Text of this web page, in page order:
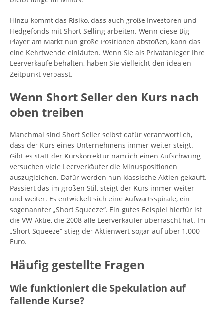
Hinzu kommt das Risiko, dass auch große Investoren und
Hedgefonds mit Short Selling arbeiten. Wenn diese Big
Player am Markt nun große Positionen abstoßen, kann das
eine Kehrtwende einläuten. Wenn Sie als Privatanleger Ihre
Leerverkäufe behalten, haben Sie vielleicht den idealen
Zeitpunkt verpasst.
Wenn Short Seller den Kurs nach
oben treiben
Manchmal sind Short Seller selbst dafür verantwortlich,
dass der Kurs eines Unternehmens immer weiter steigt.
Gibt es statt der Kurskorrektur nämlich einen Aufschwung,
versuchen viele Leerverkäufer die Minuspositionen
auszugleichen. Dafür werden nun klassische Aktien gekauft.
Passiert das im großen Stil, steigt der Kurs immer weiter
und weiter. Es entwickelt sich eine Aufwärtsspirale, ein
sogenannter „Short Squeeze“. Ein gutes Beispiel hierfür ist
die VW-Aktie, die 2008 alle Leerverkäufer überrascht hat. Im
„Short Squeeze“ stieg der Aktienwert sogar auf über 1.000
Euro.
Häufig gestellte Fragen
Wie funktioniert die Spekulation auf
fallende Kurse?